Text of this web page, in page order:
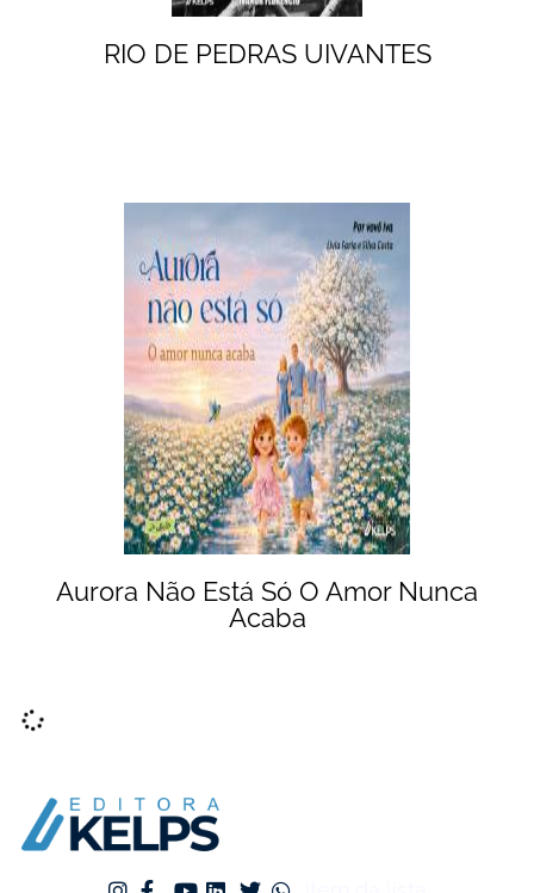
RIO DE PEDRAS UIVANTES
Aurora Não Está Só O Amor Nunca
Acaba